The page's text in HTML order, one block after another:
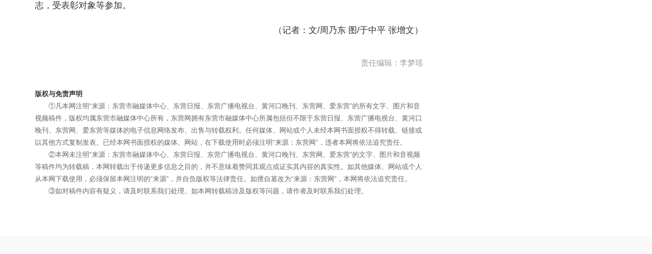
志，受表彰对象等参加。
（记者：文/周乃东 图/于中平 张增文）
责任编辑：李梦瑶
版权与免责声明
①凡本网注明“来源：东营市融媒体中心、东营日报、东营广播电视台、黄河口晚刊、东营网、爱东营”的所有文字、图片和音
视频稿件，版权均属东营市融媒体中心所有，东营网拥有东营市融媒体中心所属包括但不限于东营日报、东营广播电视台、黄河口
晚刊、东营网、爱东营等媒体的电子信息网络发布、出售与转载权利。任何媒体、网站或个人未经本网书面授权不得转载、链接或
以其他方式复制发表。已经本网书面授权的媒体、网站，在下载使用时必须注明“来源：东营网”，违者本网将依法追究责任。
②本网未注明“来源：东营市融媒体中心、东营日报、东营广播电视台、黄河口晚刊、东营网、爱东营”的文字、图片和音视频
等稿件均为转载稿，本网转载出于传递更多信息之目的，并不意味着赞同其观点或证实其内容的真实性。如其他媒体、网站或个人
从本网下载使用，必须保留本网注明的“来源”，并自负版权等法律责任。如擅自篡改为“来源：东营网”，本网将依法追究责任。
③如对稿件内容有疑义，请及时联系我们处理。如本网转载稿涉及版权等问题，请作者及时联系我们处理。